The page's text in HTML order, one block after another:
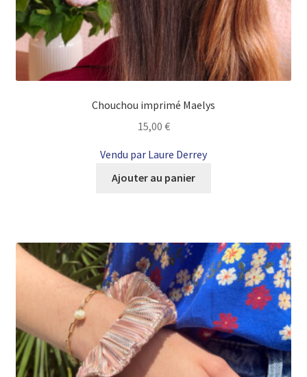
Chouchou imprimé Maelys
15,00 €
Vendu par Laure Derrey
Ajouter au panier